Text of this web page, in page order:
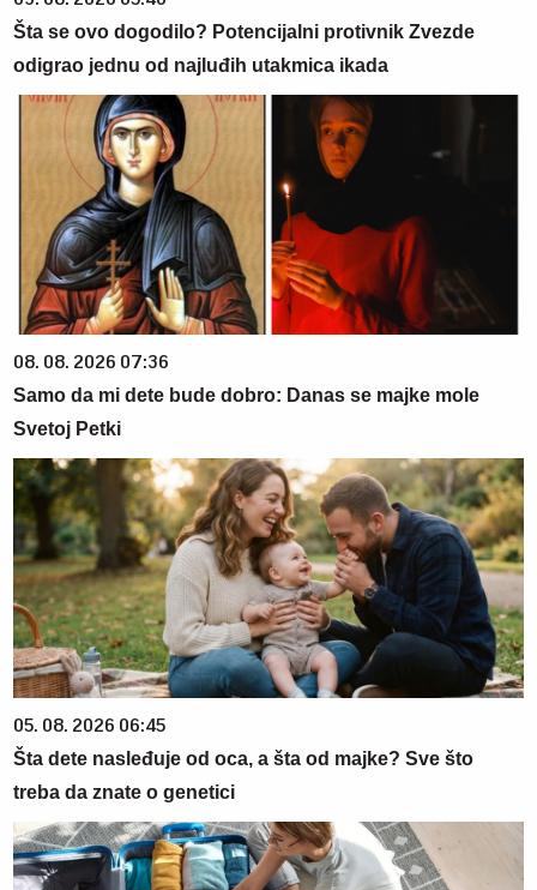
Šta se ovo dogodilo? Potencijalni protivnik Zvezde
odigrao jednu od najluđih utakmica ikada
08. 08. 2026 07:36
Samo da mi dete bude dobro: Danas se majke mole
Svetoj Petki
05. 08. 2026 06:45
Šta dete nasleđuje od oca, a šta od majke? Sve što
treba da znate o genetici